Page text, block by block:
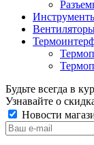
Будьте всегда в
Узнавайте о
Новости